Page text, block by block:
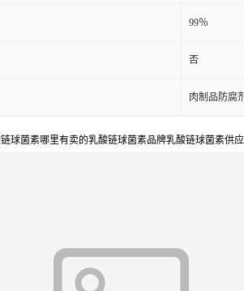
99％
否
肉制品防腐剂
球菌素哪里有卖的乳酸链球菌素品牌乳酸链球菌素供